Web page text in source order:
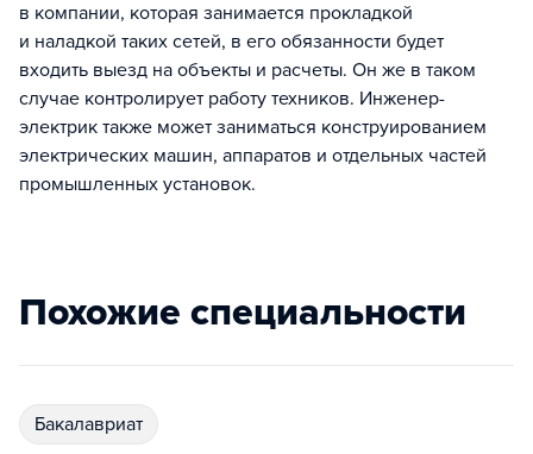
в компании, которая занимается прокладкой
и наладкой таких сетей, в его обязанности будет
входить выезд на объекты и расчеты. Он же в таком
случае контролирует работу техников. Инженер-
электрик также может заниматься конструированием
электрических машин, аппаратов и отдельных частей
промышленных установок.
Похожие специальности
бакалавриат